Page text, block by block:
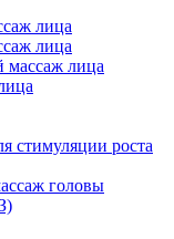
лица
лица
лица
стимуляции роста
головы